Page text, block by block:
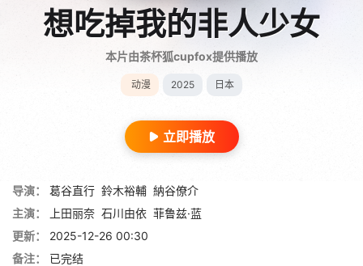
想吃掉我的非人少女
本片由茶杯狐cupfox提供播放
动漫 2025 日本
立即播放
导演： 葛谷直行 鈴木裕輔 納谷僚介
主演：
上田丽奈 石川由依 菲鲁兹·蓝
更新：
2025-12-26 00:30
备注：
已完结